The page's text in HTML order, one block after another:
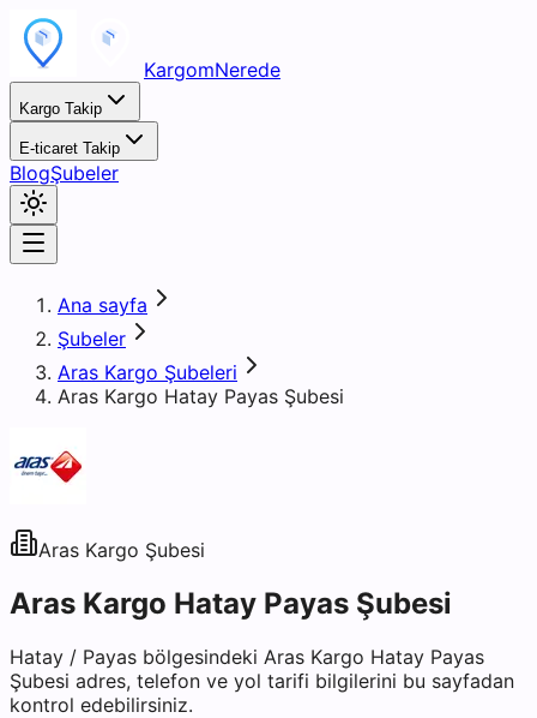
KargomNerede
Kargo Takip
E-ticaret Takip
BlogŞubeler
Ana sayfa
Şubeler
Aras Kargo Şubeleri
Aras Kargo Hatay Payas Şubesi
Aras Kargo Şubesi
Aras Kargo Hatay Payas Şubesi
Hatay / Payas bölgesindeki Aras Kargo Hatay Payas
Şubesi adres, telefon ve yol tarifi bilgilerini bu sayfadan
kontrol edebilirsiniz.